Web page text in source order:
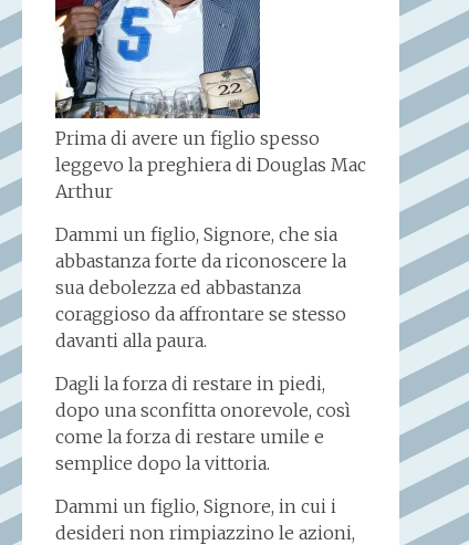
Prima di avere un figlio spesso
leggevo la preghiera di Douglas Mac
Arthur
Dammi un figlio, Signore, che sia
abbastanza forte da riconoscere la
sua debolezza ed abbastanza
coraggioso da affrontare se stesso
davanti alla paura.
Dagli la forza di restare in piedi,
dopo una sconfitta onorevole, così
come la forza di restare umile e
semplice dopo la vittoria.
Dammi un figlio, Signore, in cui i
desideri non rimpiazzino le azioni,